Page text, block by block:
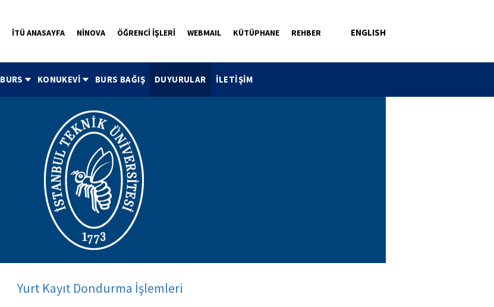
ENGLISH
İTÜ ANASAYFA NİNOVA ÖĞRENCİ İŞLERİ WEBMAIL KÜTÜPHANE REHBER
BURS KONUKEVİ BURS BAĞIŞ DUYURULAR İLETİŞİM
Yurt Kayıt Dondurma İşlemleri